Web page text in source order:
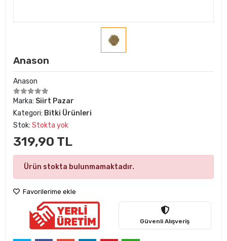
Anason
Anason
Marka: Siirt Pazar
Kategori: Bitki Ürünleri
Stok: Stokta yok
319,90 TL
Ürün stokta bulunmamaktadır.
Favorilerime ekle
Güvenli Alışveriş